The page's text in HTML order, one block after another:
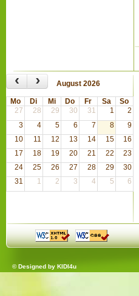
‹ › August 2026
Mo Di Mi Do Fr Sa
So
27
28 29 30 31 1
2
3
4 5 6 7 8
9
10
11 12 13 14 15
16
17
18 19 20 21 22
23
24
25 26 27 28 29
30
31
1 2 3 4 5 6
© Designed by KIDI4u